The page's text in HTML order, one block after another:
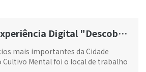
Exposição da Experiência Digital "Descoberta do Salão do Cultivo Mental"
mais importantes da Cidade
Cultivo Mental foi o local de trabalho